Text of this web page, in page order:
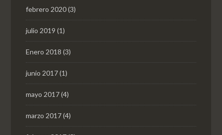
febrero 2020(3)
julio 2019 (1)
Enero 2018 (3)
junio 2017(1)
mayo 2017(4)
marzo 2017(4)